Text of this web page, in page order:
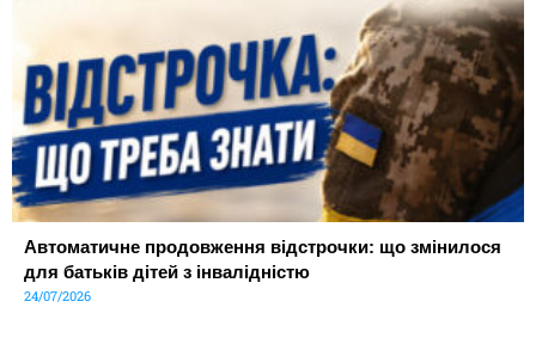
Автоматичне продовження відстрочки: що змінилося
для батьків дітей з інвалідністю
24/07/2026